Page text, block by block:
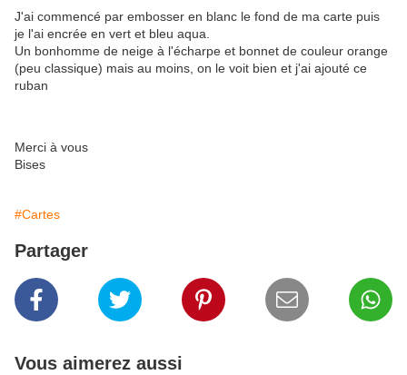
J'ai commencé par embosser en blanc le fond de ma carte puis
je l'ai encrée en vert et bleu aqua.
Un bonhomme de neige à l'écharpe et bonnet de couleur orange
(peu classique) mais au moins, on le voit bien et j'ai ajouté ce
ruban
Merci à vous
Bises
#Cartes
Partager
Vous aimerez aussi